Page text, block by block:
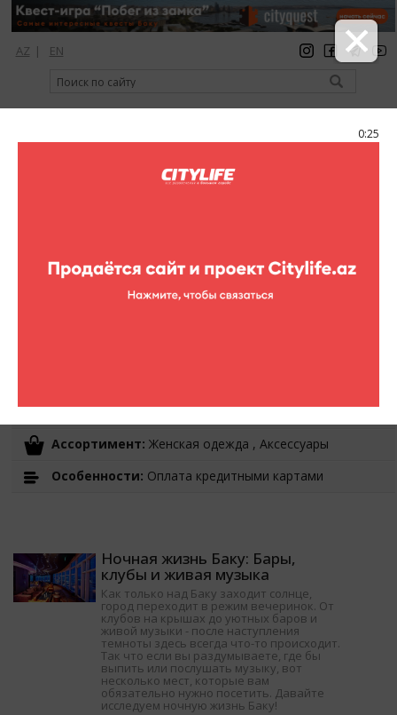
0:25
AZ | EN
регистрация вход Citylife Magazine
Isabel Garcia
Время работы:10:00-22:00
Ассортимент: Женская одежда , Аксессуары
Особенности: Оплата кредитными картами
Ночная жизнь Баку: Бары,
клубы и живая музыка
Как только над Баку заходит солнце,
город переходит в режим вечеринок. От
клубов на крышах до уютных баров и
живой музыки - после наступления
темноты здесь всегда что-то происходит.
Так что если вы раздумываете, где бы
выпить или послушать музыку, вот
несколько мест, которые вам
обязательно нужно посетить. Давайте
исследуем ночную жизнь Баку!